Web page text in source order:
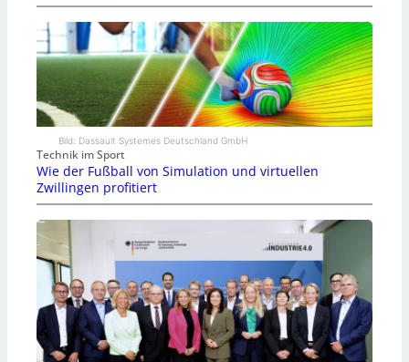
Bild: Dassault Systemes Deutschland GmbH
Technik im Sport
Wie der Fußball von Simulation und virtuellen
Zwillingen profitiert